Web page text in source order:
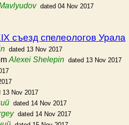
dated 04 Nov 2017
съезд спелеологов Урала
dated 13 Nov 2017
Alexei Shelepin dated 13 Nov 2017
13 Nov 2017
dated 14 Nov 2017
dated 14 Nov 2017